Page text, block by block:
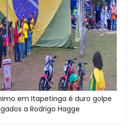
em Itapetinga é duro golpe
a Rodrigo Hagge